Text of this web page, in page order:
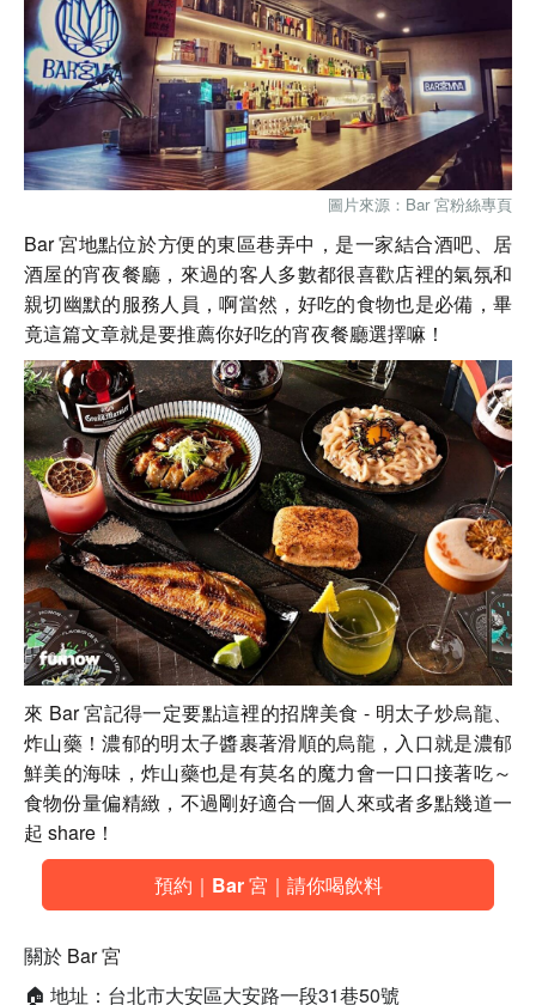
圖片來源：Bar 宮粉絲專頁
Bar 宮地點位於方便的東區巷弄中，是一家結合酒吧、居
酒屋的宵夜餐廳，來過的客人多數都很喜歡店裡的氣氛和
親切幽默的服務人員，啊當然，好吃的食物也是必備，畢
竟這篇文章就是要推薦你好吃的宵夜餐廳選擇嘛！
來 Bar 宮記得一定要點這裡的招牌美食 - 明太子炒烏龍、
炸山藥！濃郁的明太子醬裹著滑順的烏龍，入口就是濃郁
鮮美的海味，炸山藥也是有莫名的魔力會一口口接著吃～
食物份量偏精緻，不過剛好適合一個人來或者多點幾道一
起 share！
預約｜Bar 宮｜請你喝飲料
關於 Bar 宮
🏠 地址：台北市大安區大安路一段31巷50號